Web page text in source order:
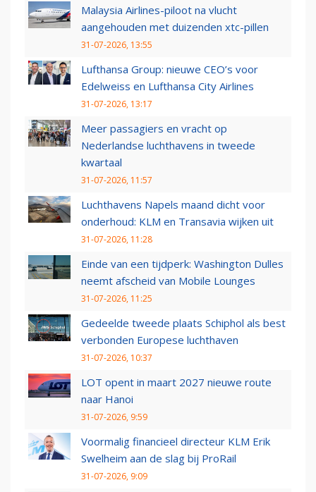
Malaysia Airlines-piloot na vlucht
aangehouden met duizenden xtc-pillen
31-07-2026, 13:55
Lufthansa Group: nieuwe CEO’s voor
Edelweiss en Lufthansa City Airlines
31-07-2026, 13:17
Meer passagiers en vracht op
Nederlandse luchthavens in tweede
kwartaal
31-07-2026, 11:57
Luchthavens Napels maand dicht voor
onderhoud: KLM en Transavia wijken uit
31-07-2026, 11:28
Einde van een tijdperk: Washington Dulles
neemt afscheid van Mobile Lounges
31-07-2026, 11:25
Gedeelde tweede plaats Schiphol als best
verbonden Europese luchthaven
31-07-2026, 10:37
LOT opent in maart 2027 nieuwe route
naar Hanoi
31-07-2026, 9:59
Voormalig financieel directeur KLM Erik
Swelheim aan de slag bij ProRail
31-07-2026, 9:09